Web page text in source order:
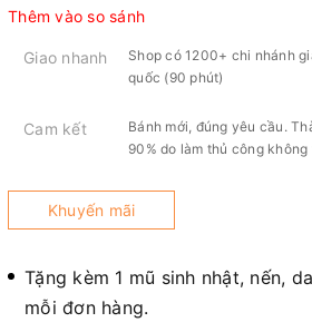
Thêm vào so sánh
Giao nhanh
Shop có 1200+ chi nhánh
quốc (90 phút)
Cam kết
Bánh mới, đúng yêu cầu.
90% do làm thủ công không
Khuyến mãi
Tặng kèm 1 mũ sinh nhật, nến,
mỗi đơn hàng.